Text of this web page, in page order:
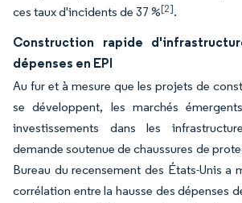
ces taux d'incidents de 37 %[2].
Construction rapide
dépenses en EPI
Au fur et à mesure que les projets de
se développent, les marchés
investissements dans les
demande soutenue de chaussures de
Bureau du recensement des États-Unis a
corrélation entre la hausse des dépenses